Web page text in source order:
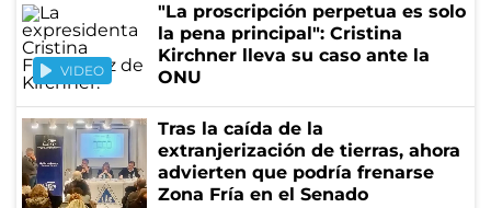
VIDEO
"La proscripción perpetua es solo
la pena principal": Cristina
Kirchner lleva su caso ante la
ONU
Tras la caída de la
extranjerización de tierras, ahora
advierten que podría frenarse
Zona Fría en el Senado